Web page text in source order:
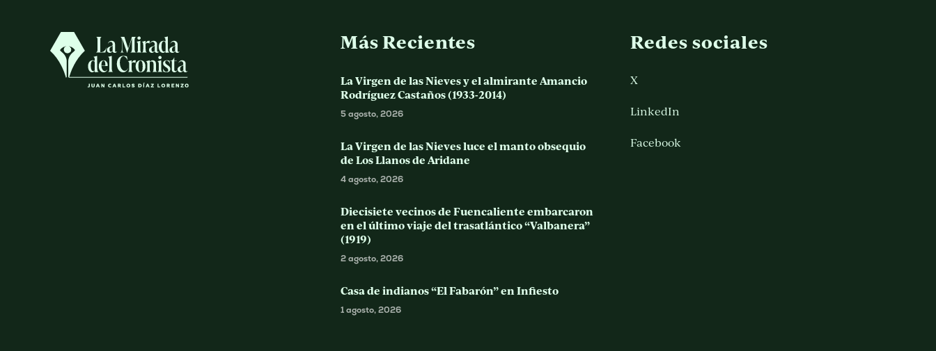
Más Recientes
La Virgen de las Nieves y el almirante Amancio
Rodríguez Castaños (1933-2014)
5 agosto, 2026
La Virgen de las Nieves luce el manto obsequio
de Los Llanos de Aridane
4 agosto, 2026
Diecisiete vecinos de Fuencaliente embarcaron
en el último viaje del trasatlántico “Valbanera”
(1919)
2 agosto, 2026
Casa de indianos “El Fabarón” en Infiesto
1 agosto, 2026
Redes sociales
X
LinkedIn
Facebook